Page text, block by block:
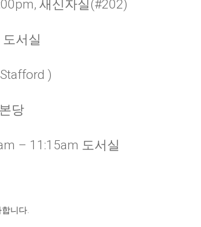
새신자실(#202)
서실
)
당
– 11:15am 도서실
니다.